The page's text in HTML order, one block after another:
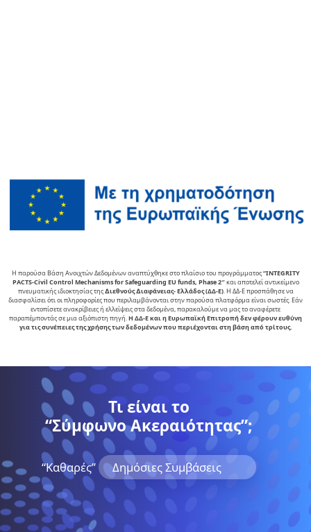
Η παρούσα Βάση Ανοιχτών Δεδομένων αναπτύχθηκε στο πλαίσιο του προγράμματος“INTEGRITY
PACTS-Civil Control Mechanisms for Safeguarding EU funds, Phase 2″και αποτελεί αντικείµενο
πνευµατικής ιδιοκτησίας της∆ιεθνούς ∆ιαφάνειας- Ελλάδος (ΔΔ-Ε). Η ΔΔ-Ε προσπάθησε να
διασφαλίσει ότι οι πληροφορίες που περιλαμβάνονται στην παρούσα πλατφόρμα είναι σωστές. Εάν
εντοπίσετε ανακρίβειες ή ελλείψεις στα δεδομένα, παρακαλούμε να μας το αναφέρετε
παραπέμποντάς σε μια αξιόπιστη πηγή.Η ΔΔ-Ε και η Ευρωπαϊκή Επιτροπή δεν φέρουν ευθύνη
για τις συνέπειες της χρήσης των δεδομένων που περιέχονται στη βάση από τρίτους.
Τι είναι το
“Σύμφωνο Ακεραιότητας”;
“Kαθαρές” Δημόσιες Συμβάσεις